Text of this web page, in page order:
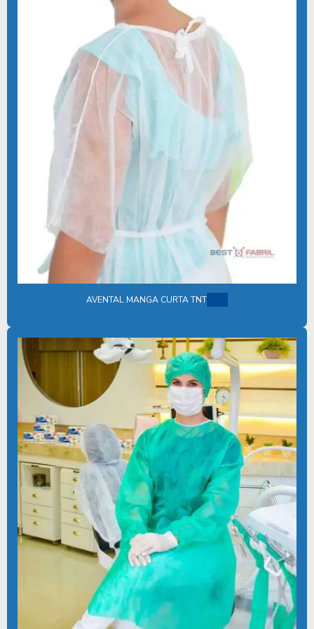
KIT CIRÚRGICO PARA CONSULTÓRIO ODONTOLÓGICO
KIT CIRÚRGICO DESCARTÁVEL
KIT CIRÚRGICO DESCARTÁVEL ESTÉRIL
KIT CIRÚRGICO ESTÉRIL
KIT CIRURGICO ESTERIL IMPLANTE
KIT CIRÚRGICO ESTÉRIL ODONTOLOGIA
KIT CIRÚRGICO ESTÉRIL PREÇO
KIT CIRÚRGICO GERAL ESTÉRIL
KIT CIRÚRGICO HOSPITALAR DESCARTÁVEL
KIT CIRURGICO ODONTOLOGICO DESCARTAVEL
KIT CIRÚRGICO COM PROPÉ E TOUCA
KIT CIRÚRGICO UNIVERSAL ESTÉRIL
KIT CLÍNICO ESTÉRIL
KIT CLINICO ODONTOLOGICO
KIT ESTERIL PARA IMPLANTE
KIT IMPLANTE
KIT IMPLANTE PREÇO
KIT MÉDICO DESCARTÁVEL
KIT ODONTOLOGICO
KIT ODONTOLÓGICO DESCARTÁVEL
KIT ODONTOLOGICO ESTERIL
AVENTAL MANGA CURTA TNT